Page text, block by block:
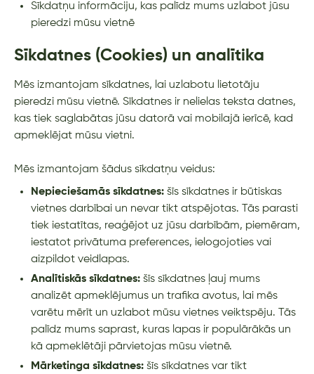
Sīkdatņu informāciju, kas palīdz mums uzlabot jūsu
pieredzi mūsu vietnē
Sīkdatnes (Cookies) un analītika
Mēs izmantojam sīkdatnes, lai uzlabotu lietotāju
pieredzi mūsu vietnē. Sīkdatnes ir nelielas teksta datnes,
kas tiek saglabātas jūsu datorā vai mobilajā ierīcē, kad
apmeklējat mūsu vietni.
Mēs izmantojam šādus sīkdatņu veidus:
Nepieciešamās sīkdatnes: šīs sīkdatnes ir būtiskas
vietnes darbībai un nevar tikt atspējotas. Tās parasti
tiek iestatītas, reaģējot uz jūsu darbībām, piemēram,
iestatot privātuma preferences, ielogojoties vai
aizpildot veidlapas.
Analītiskās sīkdatnes: šīs sīkdatnes ļauj mums
analizēt apmeklējumus un trafika avotus, lai mēs
varētu mērīt un uzlabot mūsu vietnes veiktspēju. Tās
palīdz mums saprast, kuras lapas ir populārākās un
kā apmeklētāji pārvietojas mūsu vietnē.
Mārketinga sīkdatnes: šīs sīkdatnes var tikt